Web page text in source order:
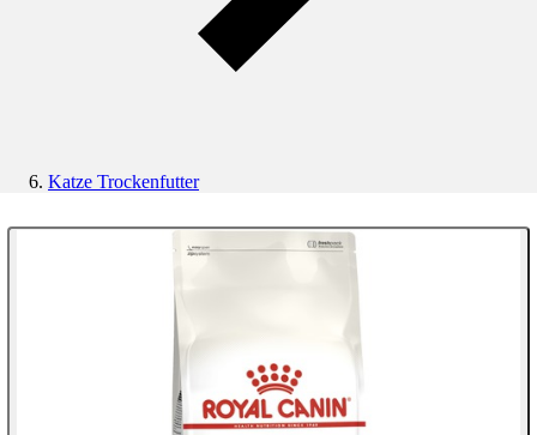
Katze Trockenfutter